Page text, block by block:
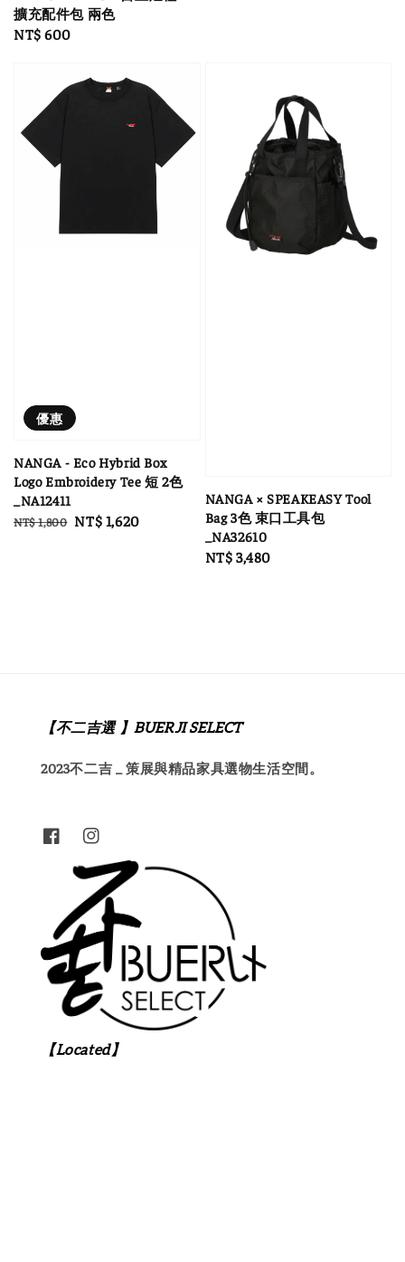
擴充配件包 兩色
Regular
NT$ 600
優惠
NANGA - Eco Hybrid Box
Logo Embroidery Tee 短 2色
_NA12411
Regular
NT$ 1,800 Sale
NT$ 1,620
NANGA × SPEAKEASY Tool
Bag 3色 束口工具包
_NA32610
Regular
NT$ 3,480
【不二吉選 】BUERJI SELECT
2023不二吉 _ 策展與精品家具選物生活空間。
【Located】